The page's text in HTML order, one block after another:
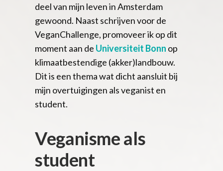
deel van mijn leven in Amsterdam
gewoond. Naast schrijven voor de
VeganChallenge, promoveer ik op dit
moment aan de Universiteit Bonn op
klimaatbestendige (akker)landbouw.
Dit is een thema wat dicht aansluit bij
mijn overtuigingen als veganist en
student.
Veganisme als
student